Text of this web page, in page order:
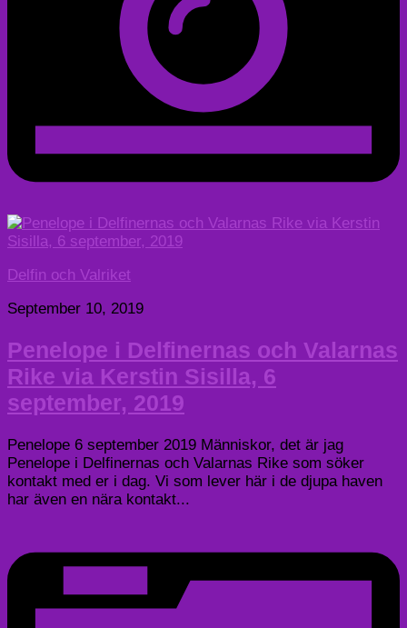
Delfin och Valriket
September 10, 2019
Penelope i Delfinernas och Valarnas
Rike via Kerstin Sisilla, 6
september, 2019
Penelope 6 september 2019 Människor, det är jag
Penelope i Delfinernas och Valarnas Rike som söker
kontakt med er i dag. Vi som lever här i de djupa haven
har även en nära kontakt...